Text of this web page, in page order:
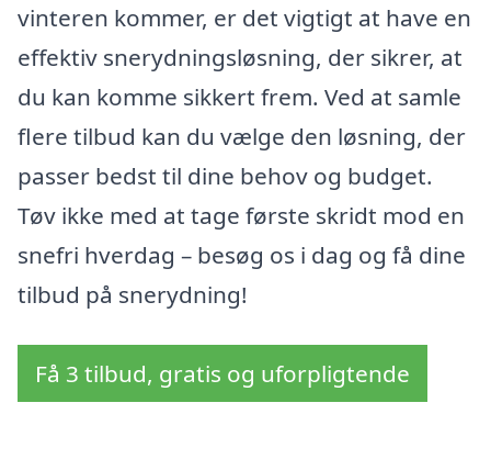
vinteren kommer, er det vigtigt at have en
effektiv snerydningsløsning, der sikrer, at
du kan komme sikkert frem. Ved at samle
flere tilbud kan du vælge den løsning, der
passer bedst til dine behov og budget.
Tøv ikke med at tage første skridt mod en
snefri hverdag – besøg os i dag og få dine
tilbud på snerydning!
Få 3 tilbud, gratis og uforpligtende